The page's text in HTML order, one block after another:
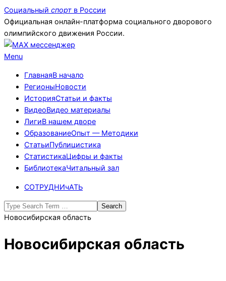
Skip
to
content
Социальный спорт в России
Официальная онлайн-платформа социального дворового
олимпийского движения России.
Primary
Menu
Menu
ГлавнаяВ начало
РегионыНовости
ИсторияСтатьи и факты
ВидеоВидео материалы
ЛигиВ нашем дворе
ОбразованиеОпыт — Методики
СтатьиПублицистика
СтатистикаЦифры и факты
БиблиотекаЧитальный зал
СОТРУДНИчАТЬ
Search
Новосибирская область
Новосибирская область